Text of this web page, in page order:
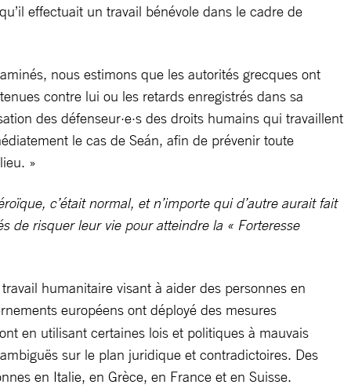
effectuait un travail bénévole dans le cadre de
nous estimons que les autorités grecques ont
contre lui ou les retards enregistrés dans sa
des défenseur·e·s des droits humains qui travaillent
le cas de Seán, afin de prévenir toute
»
c’était normal, et n’importe qui d’autre aurait fait
de risquer leur vie pour atteindre la « Forteresse
humanitaire visant à aider des personnes en
européens ont déployé des mesures
en utilisant certaines lois et politiques à mauvais
sur le plan juridique et contradictoires. Des
en Italie, en Grèce, en France et en Suisse.